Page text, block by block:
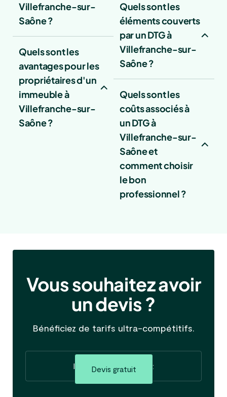
Villefranche-sur-
Saône ?
Quels sont les
avantages pour les
propriétaires d'un
immeuble à
Villefranche-sur-
Saône ?
Quels sont les
éléments couverts
par un DTG à
Villefranche-sur-
Saône ?
Quels sont les
coûts associés à
un DTG à
Villefranche-sur-
Saône et
comment choisir
le bon
professionnel ?
Vous souhaitez avoir
un devis ?
Bénéficiez de tarifs ultra-compétitifs.
Faire mon devis gratuit
Devis gratuit